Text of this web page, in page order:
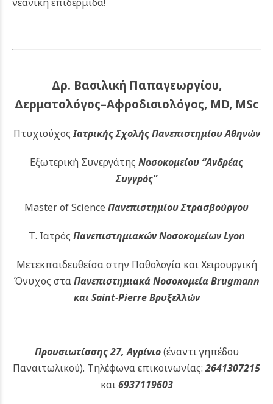
Δρ. Βασιλική Παπαγεωργίου,
Δερματολόγος–Αφροδισιολόγος, MD, MSc
ΠτυχιούχοςΙατρικής Σχολής Πανεπιστημίου Αθηνών
Εξωτερική Συνεργάτης Νοσοκομείου “Ανδρέας
Συγγρός”
Master of Science Πανεπιστημίου Στρασβούργου
Τ. Ιατρός Πανεπιστημιακών Νοσοκομείων Lyon
Μετεκπαιδευθείσα στην Παθολογία και Χειρουργική
Όνυχος σταΠανεπιστημιακά Νοσοκομεία Brugmann
και Saint-Pierre Βρυξελλών
Προυσιωτίσσης 27, Αγρίνιο(έναντι γηπέδου
Παναιτωλικού). Τηλέφωνα επικοινωνίας:2641307215
και6937119603